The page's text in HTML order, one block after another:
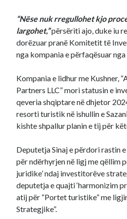
“Nëse nuk rregullohet kjo
largohet,”përsëriti ajo, duke iu
dorëzuar pranë Komitetit të
nga kompania e përfaqësuar nga
Kompania e lidhur me Kushner,
Partners LLC” mori statusin e
qeveria shqiptare në dhjetor
resorti turistik në ishullin e
kishte shpallur planin e tij për
Deputetja Sinaj e përdori rastin
për ndërhyrjen në ligj me qëllim
juridike’ ndaj investitorëve
deputetja e quajti ‘harmonizim
atij për “Portet turistike” me
Strategjike”.